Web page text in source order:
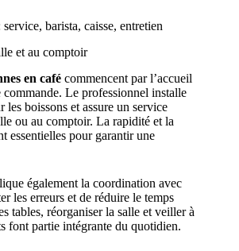
barista, caisse, entretien
et au comptoir
en café commencent par l’accueil
commande. Le professionnel installe
les boissons et assure un service
ou au comptoir. La rapidité et la
essentielles pour garantir une
également la coordination avec
les erreurs et de réduire le temps
tables, réorganiser la salle et veiller à
font partie intégrante du quotidien.